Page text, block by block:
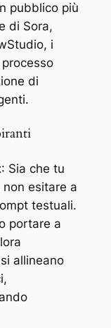
pubblico più
di Sora,
i
di
: Sia che tu
esitare a
testuali.
portare a
allineano